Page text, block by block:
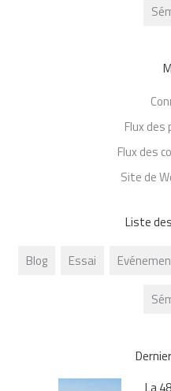
Flux des
Flux des
Site de
Liste
Blog Essai